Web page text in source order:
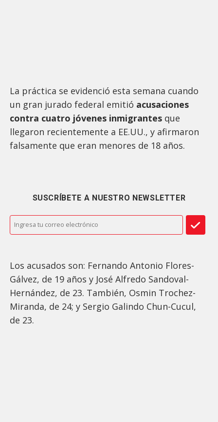
La práctica se evidenció esta semana cuando
un gran jurado federal emitió acusaciones
contra cuatro jóvenes inmigrantes que
llegaron recientemente a EE.UU., y afirmaron
falsamente que eran menores de 18 años.
SUSCRÍBETE A NUESTRO NEWSLETTER
Los acusados son: Fernando Antonio Flores-
Gálvez, de 19 años y José Alfredo Sandoval-
Hernández, de 23. También, Osmin Trochez-
Miranda, de 24; y Sergio Galindo Chun-Cucul,
de 23.